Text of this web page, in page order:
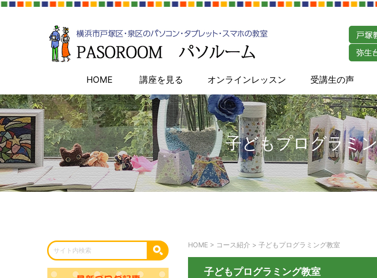
HOME 講座を見る オンラインレッスン 受講生の声
子どもプログラミ
HOME > コース紹介 > 子どもプログラミング教室
子どもプログラミング教室